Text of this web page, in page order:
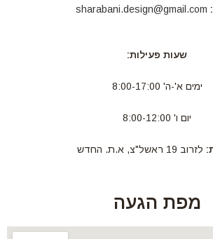
שעות פעילות:
א'-ה' 8:00-17:00
יום ו' 8:00-12:00
א.ת. החדש
מפת הגעה